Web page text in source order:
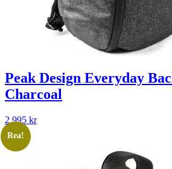
Peak Design Everyday
Charcoal
2 995 kr
Rea!